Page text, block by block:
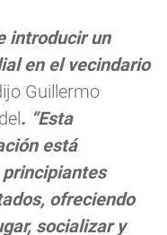
introducir un
en el vecindario
Guillermo
. “Esta
está
ofreciendo
socializar y